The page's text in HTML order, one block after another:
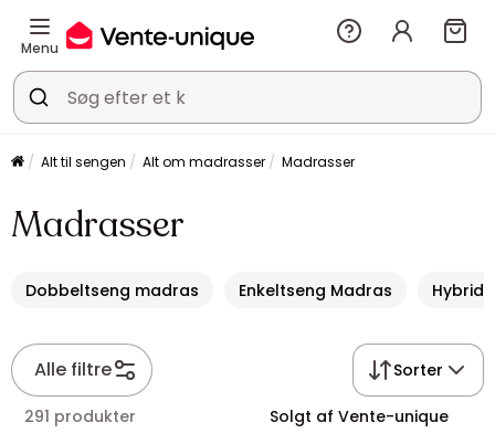
Menu
Alt til sengen Alt om madrasser Madrasser
Madrasser
Dobbeltseng madras Enkeltseng Madras
Alle filtre Sorter
291 produkter Solgt af Vente-unique